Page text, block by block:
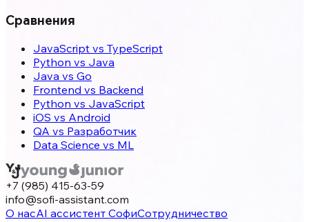
Сравнения
JavaScript vs TypeScript
Python vs Java
Java vs Go
Frontend vs Backend
Python vs JavaScript
iOS vs Android
QA vs Разработчик
Data Science vs ML
+7 (985) 415-63-59
info@sofi-assistant.com
О насAI ассистент СофиСотрудничество